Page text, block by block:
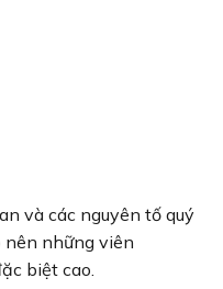
và các nguyên tố quý
nên những viên
biệt cao.